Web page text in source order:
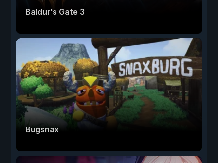
Baldur's Gate 3
Bugsnax